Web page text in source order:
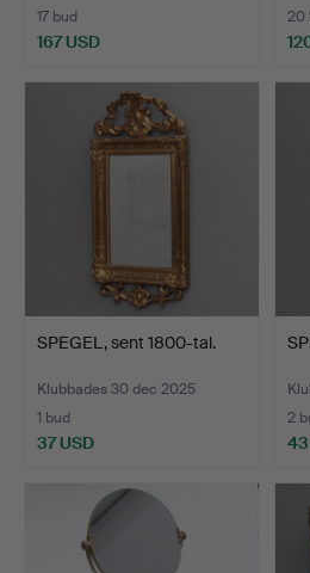
17 bud
167 USD
20
SPEGEL, sent 1800-tal.
Klubbades 30 dec 2025
1 bud
37 USD
2
43